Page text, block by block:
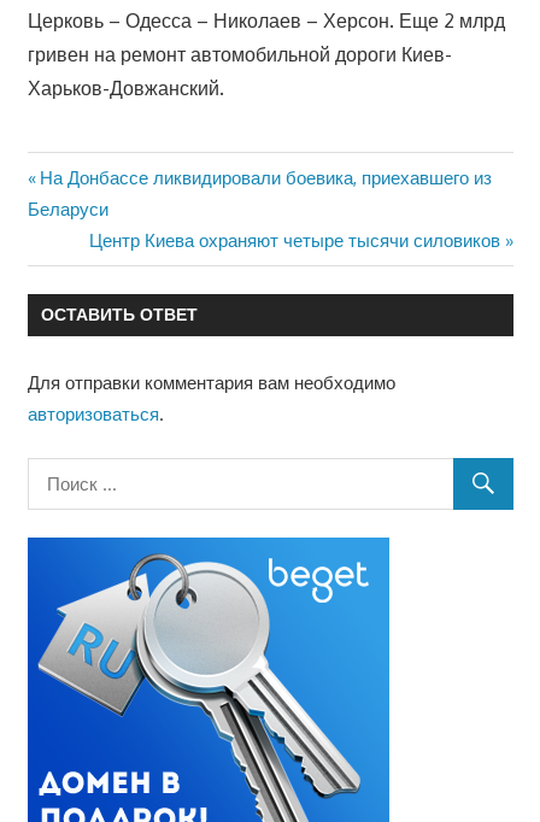
Церковь – Одесса – Николаев – Херсон. Еще 2 млрд
гривен на ремонт автомобильной дороги Киев-
Харьков-Довжанский.
Навигация
записям
Предыдущая
запись:
На Донбассе ликвидировали боевика, приехавшего из
Беларуси
Следующая
запись:
Центр Киева охраняют четыре тысячи силовиков
ОСТАВИТЬ ОТВЕТ
Для отправки комментария вам необходимо
авторизоваться.